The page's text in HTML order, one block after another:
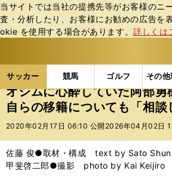
当サイトでは当社の提携先等がお客様のニ
査・分析したり、お客様にお勧めの広告を
okie を使⽤する場合があります。詳しくは
サッカー 競馬 ゴルフ その
ス
ポ
ル
バ
サッカーの記事一覧 Jリーグ他
オシムに心酔していた阿部勇
自らの移籍についても「相談
2020年02月17日 06:10 公開 2026年04月02日
佐藤 俊●取材・構成 text by Sato Shun
甲斐啓二郎●撮影 photo by Kai Keijiro